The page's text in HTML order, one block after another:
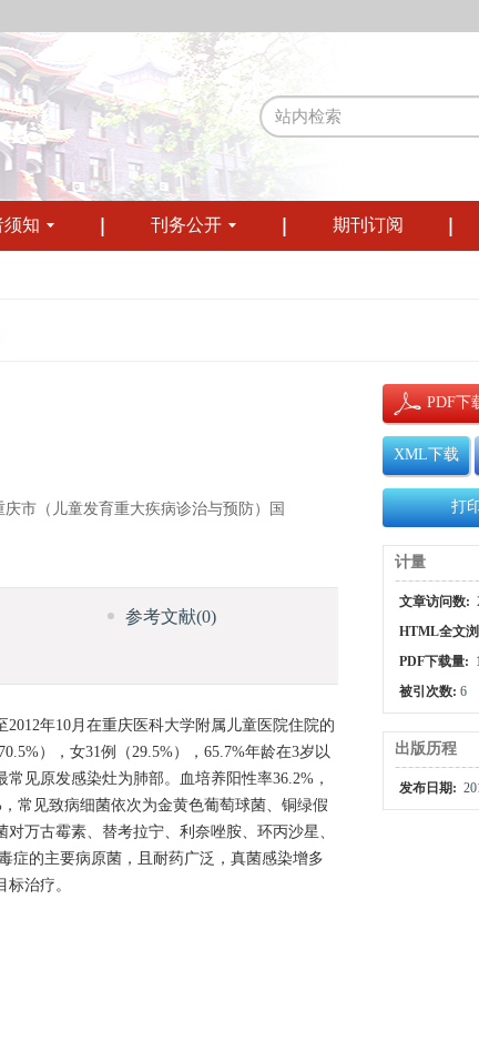
知 刊务公开 期刊订阅
市（儿童发育重大疾病诊治与预防）国
参考文献(0)
年10月在重庆医科大学附属儿童医院住院的
），女31例（29.5%），65.7%年龄在3岁以
见原发感染灶为肺部。血培养阳性率36.2%，
常见致病细菌依次为金黄色葡萄球菌、铜绿假
万古霉素、替考拉宁、利奈唑胺、环丙沙星、
症的主要病原菌，且耐药广泛，真菌感染增多
治疗。
PDF下
XML下载
打
计量
文章访问数:
HTML全文
PDF下载量:
被引次数:6
出版历程
发布日期: